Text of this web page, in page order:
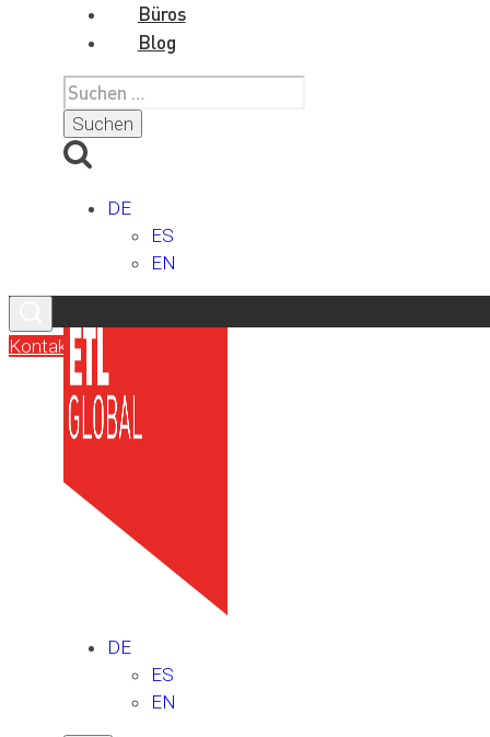
Büros
Blog
Suchen
nach:
DE
ES
EN
Kontakt
DE
ES
EN